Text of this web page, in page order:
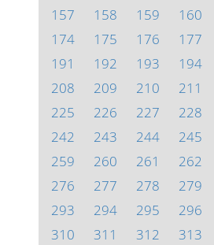
157
158 159 160
174
175 176 177
191
192 193 194
208
209 210 211
225
226 227 228
242
243 244 245
259
260 261 262
276
277 278 279
293
294 295 296
310
311 312 313